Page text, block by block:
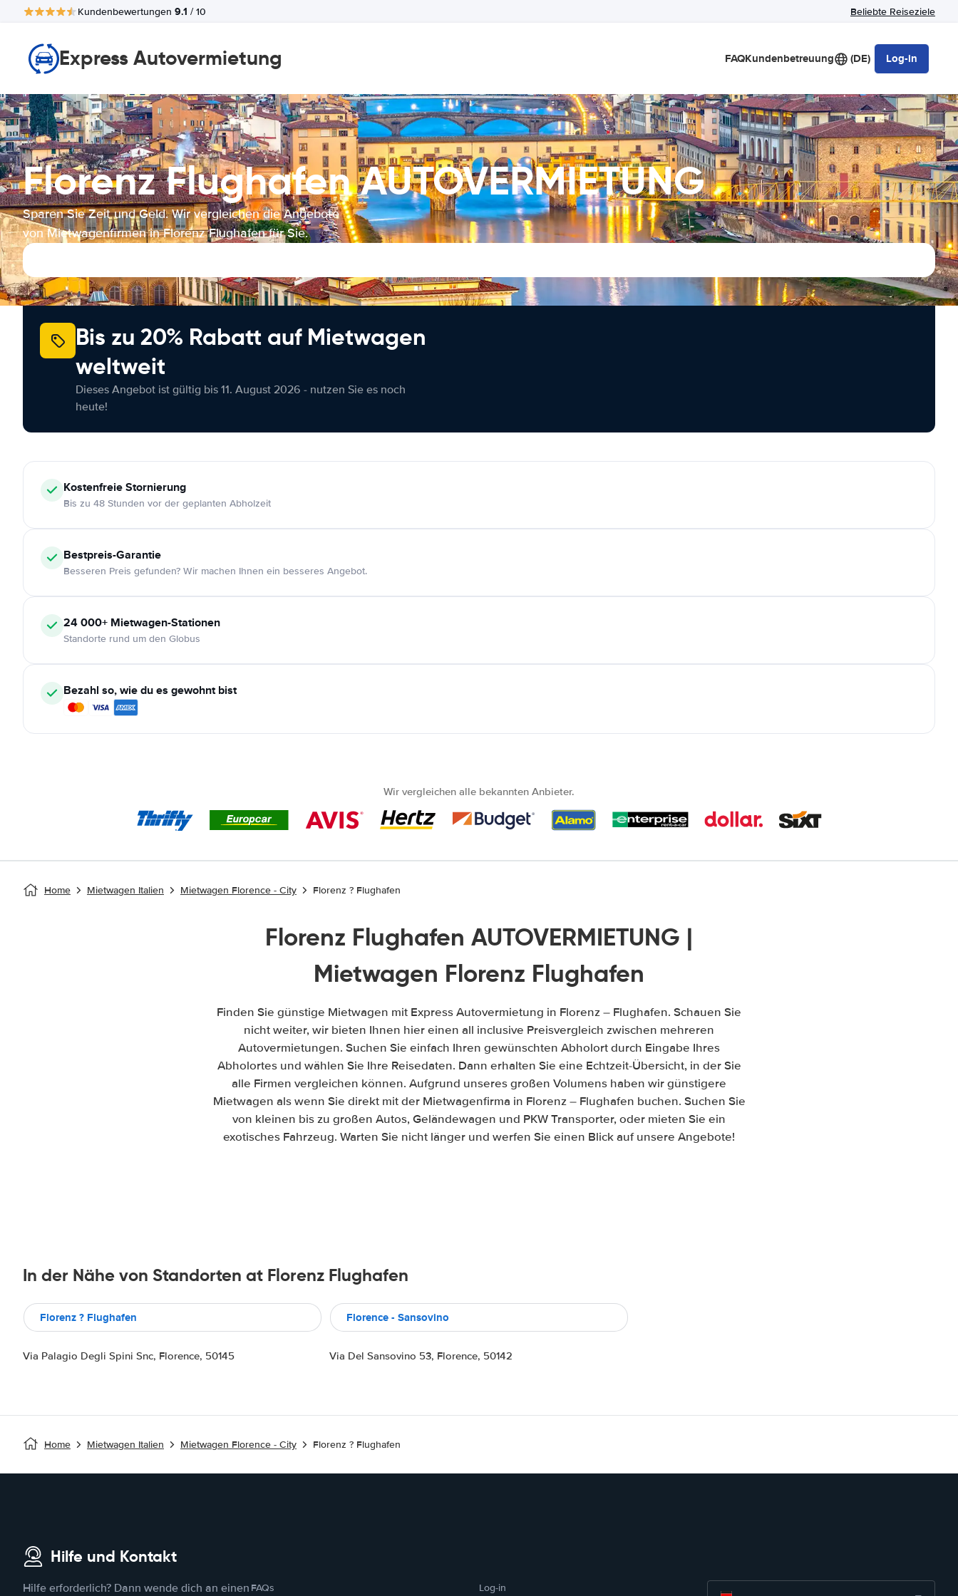
Kundenbewertungen 9.1 / 10 Beliebte Reiseziele
Express Autovermietung FAQKundenbetreuung (DE) Log-in
Florenz Flughafen AUTOVERMIETUNG
Sparen Sie Zeit und Geld. Wir vergleichen die Angebote
von Mietwagenfirmen in Florenz Flughafen für Sie.
Bis zu 20% Rabatt auf Mietwagen
weltweit
Dieses Angebot ist gültig bis 11. August 2026 - nutzen Sie es noch
heute!
KostenfreieStornierung
Bis zu 48 Stunden vor der geplanten Abholzeit
Bestpreis-Garantie
Besseren Preis gefunden? Wir machen Ihnen ein besseres Angebot.
24 000+ Mietwagen-Stationen
Standorte rund um den Globus
Bezahl so, wie du es gewohnt bist
Wir vergleichen alle bekannten Anbieter.
Home Mietwagen Italien Mietwagen Florence - City Florenz ? Flughafen
Florenz Flughafen AUTOVERMIETUNG |
Mietwagen Florenz Flughafen
Finden Sie günstige Mietwagen mit Express Autovermietung in Florenz – Flughafen. Schauen Sie
nicht weiter, wir bieten Ihnen hier einen all inclusive Preisvergleich zwischen mehreren
Autovermietungen. Suchen Sie einfach Ihren gewünschten Abholort durch Eingabe Ihres
Abholortes und wählen Sie Ihre Reisedaten. Dann erhalten Sie eine Echtzeit-Übersicht, in der Sie
alle Firmen vergleichen können. Aufgrund unseres großen Volumens haben wir günstigere
Mietwagen als wenn Sie direkt mit der Mietwagenfirma in Florenz – Flughafen buchen. Suchen Sie
von kleinen bis zu großen Autos, Geländewagen und PKW Transporter, oder mieten Sie ein
exotisches Fahrzeug. Warten Sie nicht länger und werfen Sie einen Blick auf unsere Angebote!
In der Nähe von Standorten at Florenz Flughafen
Florenz ? Flughafen
Via Palagio Degli Spini Snc, Florence, 50145
Florence - Sansovino
Via Del Sansovino 53, Florence, 50142
Home Mietwagen Italien Mietwagen Florence - City Florenz ? Flughafen
Hilfe und Kontakt
Hilfe erforderlich? Dann wende dich an einen FAQs Log-in